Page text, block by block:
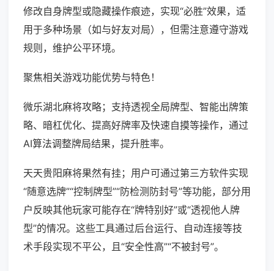
修改自身牌型或隐藏操作痕迹，实现“必胜”效果，适
用于多种场景（如与好友对局），但需注意遵守游戏
规则，维护公平环境。
聚焦相关游戏功能优势与特色！
微乐湖北麻将攻略；支持透视全局牌型、智能出牌策
略、暗杠优化、提高好牌率及快速自摸等操作，通过
AI算法调整牌局结果，提升胜率。
天天贵阳麻将果然有挂；用户可通过第三方软件实现
“随意选牌”“控制牌型”“防检测防封号”等功能，部分用
户反映其他玩家可能存在“牌特别好”或“透视他人牌
型”的情况。这些工具通过后台运行、自动连接等技
术手段实现不平公，且“安全性高”“不被封号”。